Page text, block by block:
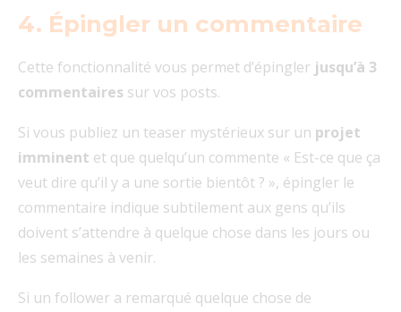
4. Épingler un commentaire
Cette fonctionnalité vous permet d’épingler jusqu’à 3
commentaires sur vos posts.
Si vous publiez un teaser mystérieux sur un projet
imminent et que quelqu’un commente « Est-ce que ça
veut dire qu’il y a une sortie bientôt ? », épingler le
commentaire indique subtilement aux gens qu’ils
doivent s’attendre à quelque chose dans les jours ou
les semaines à venir.
Si un follower a remarqué quelque chose de